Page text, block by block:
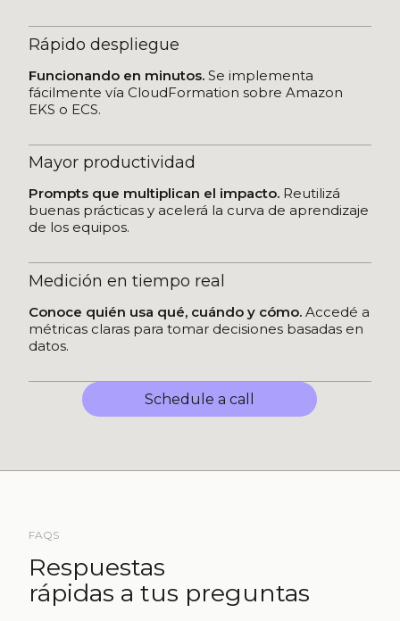
Rápido despliegue
Funcionando en minutos. Se implementa
fácilmente vía CloudFormation sobre Amazon
EKS o ECS.
Mayor productividad
Prompts que multiplican el impacto. Reutilizá
buenas prácticas y acelerá la curva de aprendizaje
de los equipos.
Medición en tiempo real
Conoce quién usa qué, cuándo y cómo. Accedé a
métricas claras para tomar decisiones basadas en
datos.
Schedule a call
FAQS
Respuestas
rápidas a tus preguntas